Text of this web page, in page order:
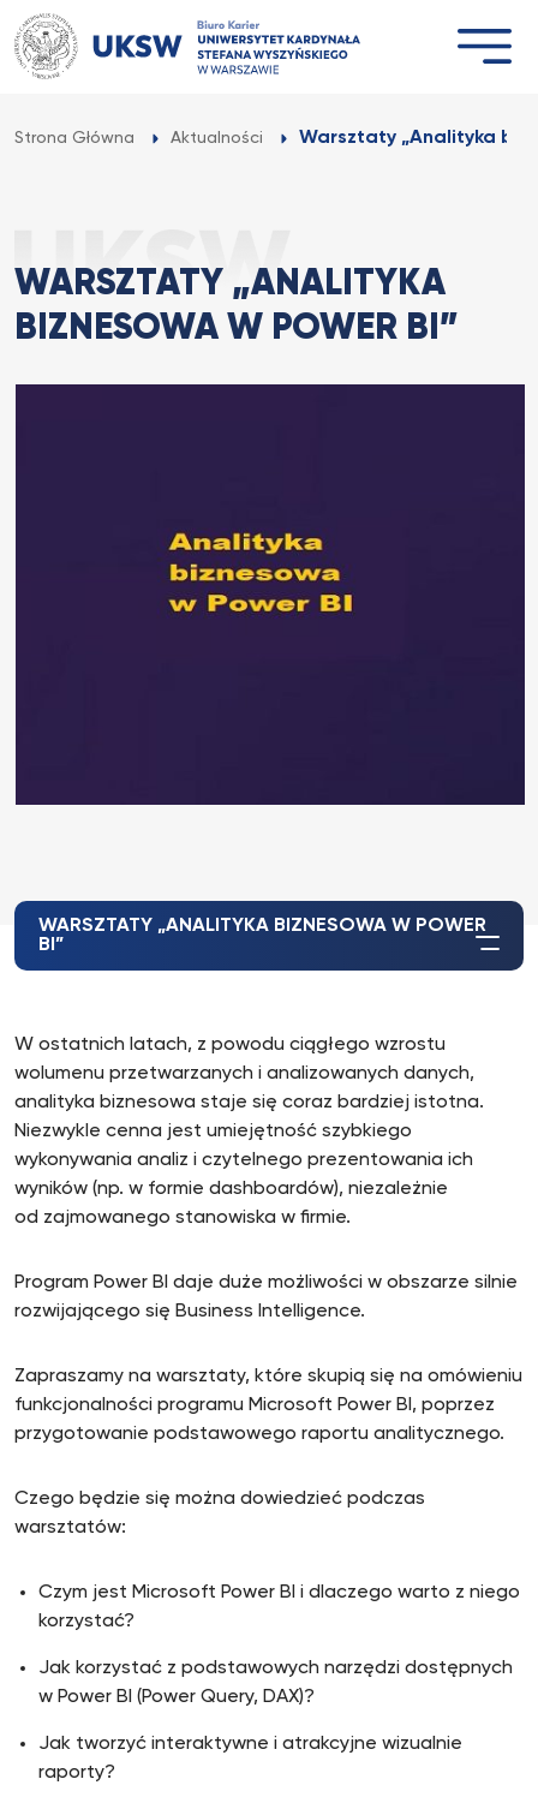
Przejdź
do
treści
Strona Główna Aktualności Warsztaty „Analityka
WARSZTATY „ANALITYKA
BIZNESOWA W POWER BI”
WARSZTATY „ANALITYKA BIZNESOWA W POWER
BI”
W ostatnich latach, z powodu ciągłego wzrostu
wolumenu przetwarzanych i analizowanych danych,
analityka biznesowa staje się coraz bardziej istotna.
Niezwykle cenna jest umiejętność szybkiego
wykonywania analiz i czytelnego prezentowania ich
wyników (np. w formie dashboardów), niezależnie
od zajmowanego stanowiska w firmie.
Program Power BI daje duże możliwości w obszarze silnie
rozwijającego się Business Intelligence.
Zapraszamy na warsztaty, które skupią się na omówieniu
funkcjonalności programu Microsoft Power BI, poprzez
przygotowanie podstawowego raportu analitycznego.
Czego będzie się można dowiedzieć podczas
warsztatów:
Czym jest Microsoft Power BI i dlaczego warto z niego
korzystać?
Jak korzystać z podstawowych narzędzi dostępnych
w Power BI (Power Query, DAX)?
Jak tworzyć interaktywne i atrakcyjne wizualnie
raporty?